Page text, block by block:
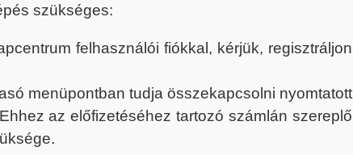
szükséges:
felhasználói fiókkal, kérjük, regisztráljon
menüpontban tudja összekapcsolni nyomtatott
az előfizetéséhez tartozó számlán szereplő